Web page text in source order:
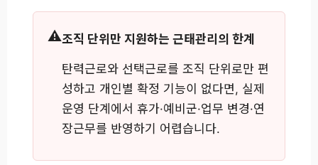
조직 단위만 지원하는 근태관리의 한계
탄력근로와 선택근로를 조직 단위로만 편
성하고 개인별 확정 기능이 없다면, 실제
운영 단계에서 휴가·예비군·업무 변경·연
장근무를 반영하기 어렵습니다.